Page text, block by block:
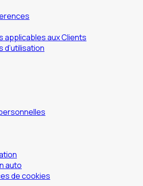
applicables aux Clients
auto
de cookies